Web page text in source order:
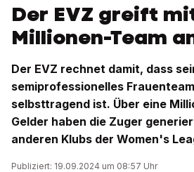
Der EVZ greift
Millionen-Team
Der EVZ rechnet damit, dass
semiprofessionelles
selbsttragend ist. Über eine
Gelder haben die Zuger
anderen Klubs der Women's
Publiziert: 19.09.2024 um 08:57 Uhr